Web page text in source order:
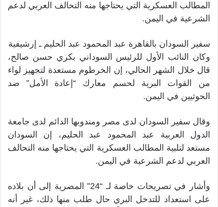
المطالب العسكرية التي يحتاجها منه التحالف العربي لدعم
الشرعية في اليمن.
سفير السودان بالقاهرة عبد المحمود عبد الحليم ـ إرشيفية
وكان النائب الأول للرئيس السوداني بكري حسن صالح،
قال خلال الشهر الحالي، إن الخرطوم مستعدة لتجهيز لواء
من القوات البرية لحسم معارك “إعادة الأمل” ضد
الحوثيين في اليمن.
وقال سفير السودان لدى مصر ومندوبها الدائم لدى جامعة
الدول العربية عبد المحمود عبد الحليم، إن السودان
مستعد لتلبية المطالب العسكرية التي يحتاجها منه التحالف
العربي لدعم الشرعية في اليمن.
وأشار في تصريحات خاصة لـ “24” المصرية إلى أن بلاده
على استعداد للتدخل البري حال طلب منها ذلك، غير أنه